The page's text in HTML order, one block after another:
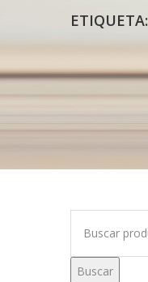
ETIQUETA:
Buscar